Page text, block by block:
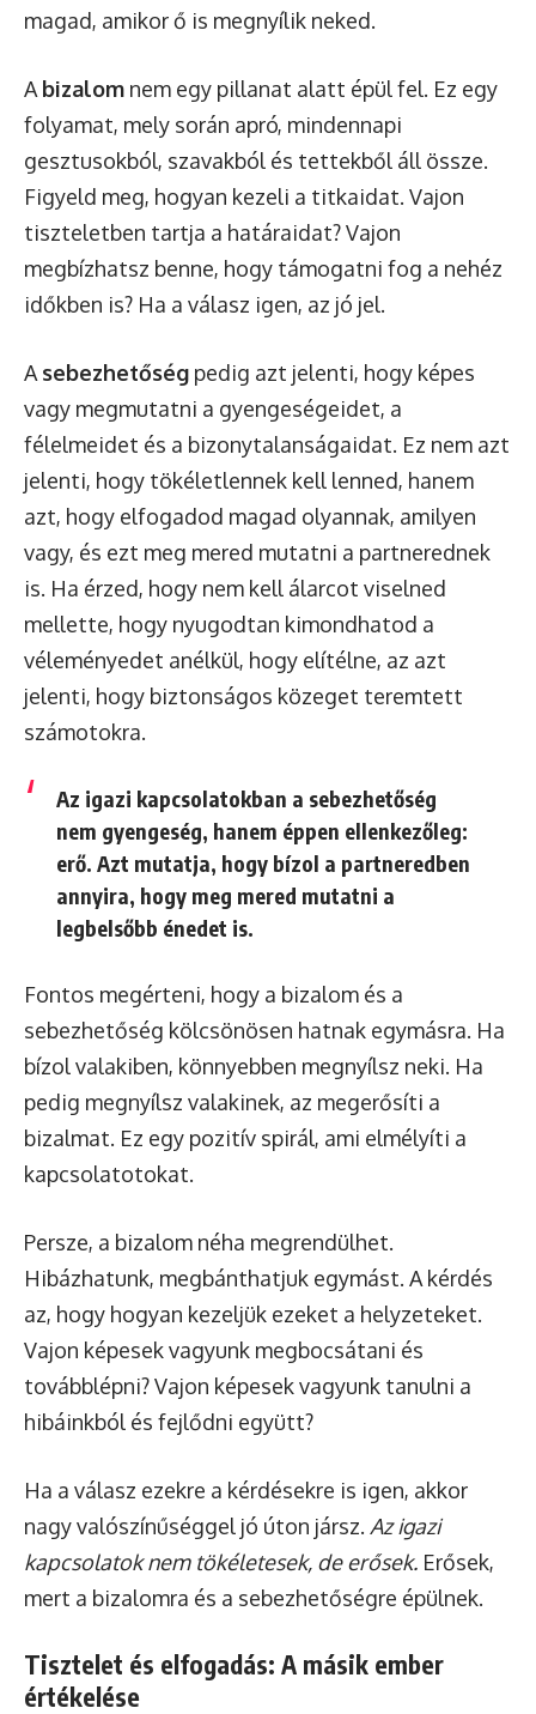
magad, amikor ő is megnyílik neked.
A bizalom nem egy pillanat alatt épül fel. Ez egy
folyamat, mely során apró, mindennapi
gesztusokból, szavakból és tettekből áll össze.
Figyeld meg, hogyan kezeli a titkaidat. Vajon
tiszteletben tartja a határaidat? Vajon
megbízhatsz benne, hogy támogatni fog a nehéz
időkben is? Ha a válasz igen, az jó jel.
A sebezhetőség pedig azt jelenti, hogy képes
vagy megmutatni a gyengeségeidet, a
félelmeidet és a bizonytalanságaidat. Ez nem azt
jelenti, hogy tökéletlennek kell lenned, hanem
azt, hogy elfogadod magad olyannak, amilyen
vagy, és ezt meg mered mutatni a partnerednek
is. Ha érzed, hogy nem kell álarcot viselned
mellette, hogy nyugodtan kimondhatod a
véleményedet anélkül, hogy elítélne, az azt
jelenti, hogy biztonságos közeget teremtett
számotokra.
Az igazi kapcsolatokban a sebezhetőség
nem gyengeség, hanem éppen ellenkezőleg:
erő. Azt mutatja, hogy bízol a partneredben
annyira, hogy meg mered mutatni a
legbelsőbb énedet is.
Fontos megérteni, hogy a bizalom és a
sebezhetőség kölcsönösen hatnak egymásra. Ha
bízol valakiben, könnyebben megnyílsz neki. Ha
pedig megnyílsz valakinek, az megerősíti a
bizalmat. Ez egy pozitív spirál, ami elmélyíti a
kapcsolatotokat.
Persze, a bizalom néha megrendülhet.
Hibázhatunk, megbánthatjuk egymást. A kérdés
az, hogy hogyan kezeljük ezeket a helyzeteket.
Vajon képesek vagyunk megbocsátani és
továbblépni? Vajon képesek vagyunk tanulni a
hibáinkból és fejlődni együtt?
Ha a válasz ezekre a kérdésekre is igen, akkor
nagy valószínűséggel jó úton jársz. Az igazi
kapcsolatok nem tökéletesek, de erősek. Erősek,
mert a bizalomra és a sebezhetőségre épülnek.
Tisztelet és elfogadás: A másik ember
értékelése